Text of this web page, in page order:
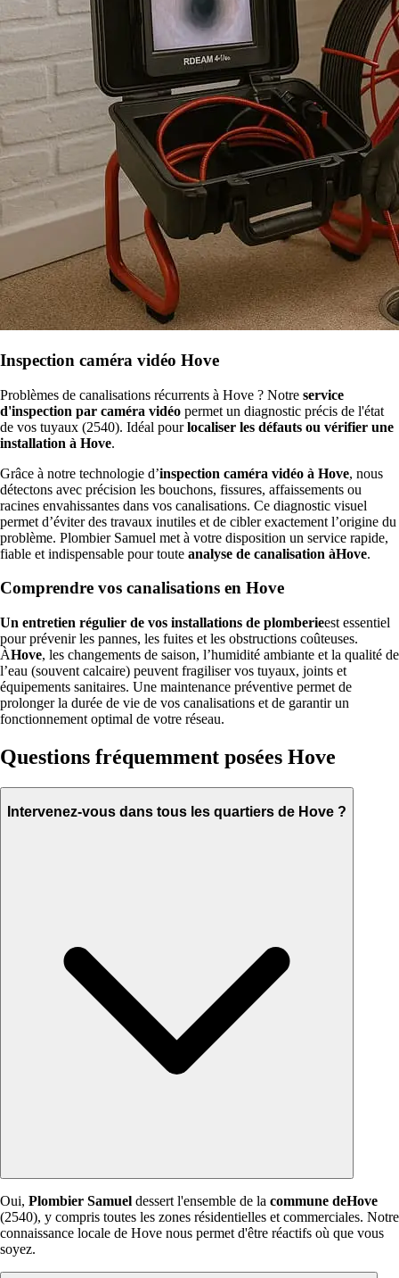
Inspection caméra vidéo Hove
Problèmes de canalisations récurrents à Hove ? Notre service
d'inspection par caméra vidéo permet un diagnostic précis de l'état
de vos tuyaux (2540). Idéal pourlocaliser les défauts ou vérifier une
installation à Hove.
Grâce à notre technologie d’inspection caméra vidéo à Hove, nous
détectons avec précision les bouchons, fissures, affaissements ou
racines envahissantes dans vos canalisations. Ce diagnostic visuel
permet d’éviter des travaux inutiles et de cibler exactement l’origine du
problème. Plombier Samuel met à votre disposition un service rapide,
fiable et indispensable pour toute analyse de canalisation àHove.
Comprendre vos canalisations en Hove
Un entretien régulier de vos installations de plomberieest essentiel
pour prévenir les pannes, les fuites et les obstructions coûteuses.
ÀHove, les changements de saison, l’humidité ambiante et la qualité de
l’eau (souvent calcaire) peuvent fragiliser vos tuyaux, joints et
équipements sanitaires. Une maintenance préventive permet de
prolonger la durée de vie de vos canalisations et de garantir un
fonctionnement optimal de votre réseau.
Questions fréquemment posées Hove
Intervenez-vous dans tous les quartiers de Hove ?
Oui, Plombier Samuel dessert l'ensemble de la commune deHove
(2540), y compris toutes les zones résidentielles et commerciales. Notre
connaissance locale de Hove nous permet d'être réactifs où que vous
soyez.